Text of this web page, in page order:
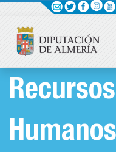
Recursos
Humanos